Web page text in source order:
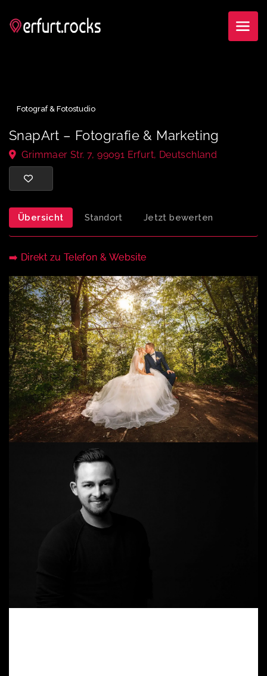
SnapArt – Fotografie & Marketing
Grimmaer Str. 7, 99091 Erfurt, Deutschland
Übersicht Standort Jetzt bewerten
➡️ Direkt zu Telefon & Website